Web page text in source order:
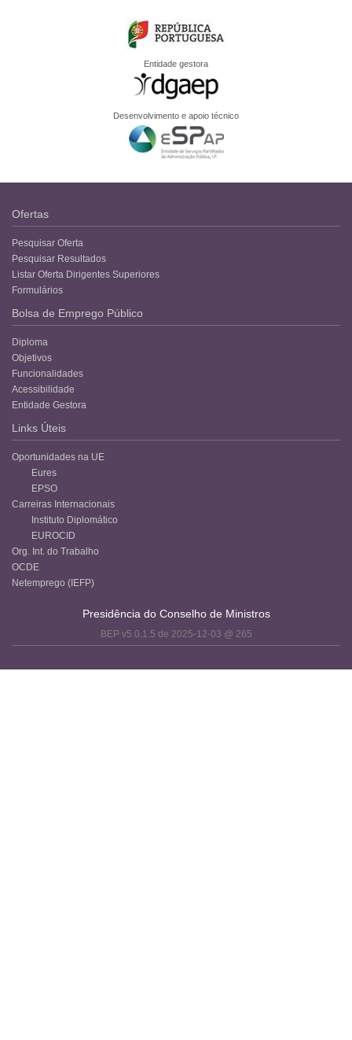
Entidade gestora
Desenvolvimento e apoio técnico
Ofertas
Pesquisar Oferta
Pesquisar Resultados
Listar Oferta Dirigentes Superiores
Formulários
Bolsa de Emprego Público
Diploma
Objetivos
Funcionalidades
Acessibilidade
Entidade Gestora
Links Úteis
Oportunidades na UE
Eures
EPSO
Carreiras Internacionais
Instituto Diplomático
EUROCID
Org. Int. do Trabalho
OCDE
Netemprego (IEFP)
Presidência do Conselho de Ministros
BEP v5.0.1.5 de 2025-12-03 @ 265